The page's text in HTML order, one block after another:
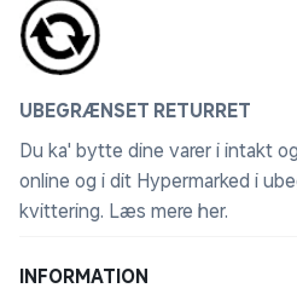
UBEGRÆNSET RETURRET
Du ka' bytte dine varer i intakt
online og i dit Hypermarked i
kvittering. Læs mere her.
INFORMATION